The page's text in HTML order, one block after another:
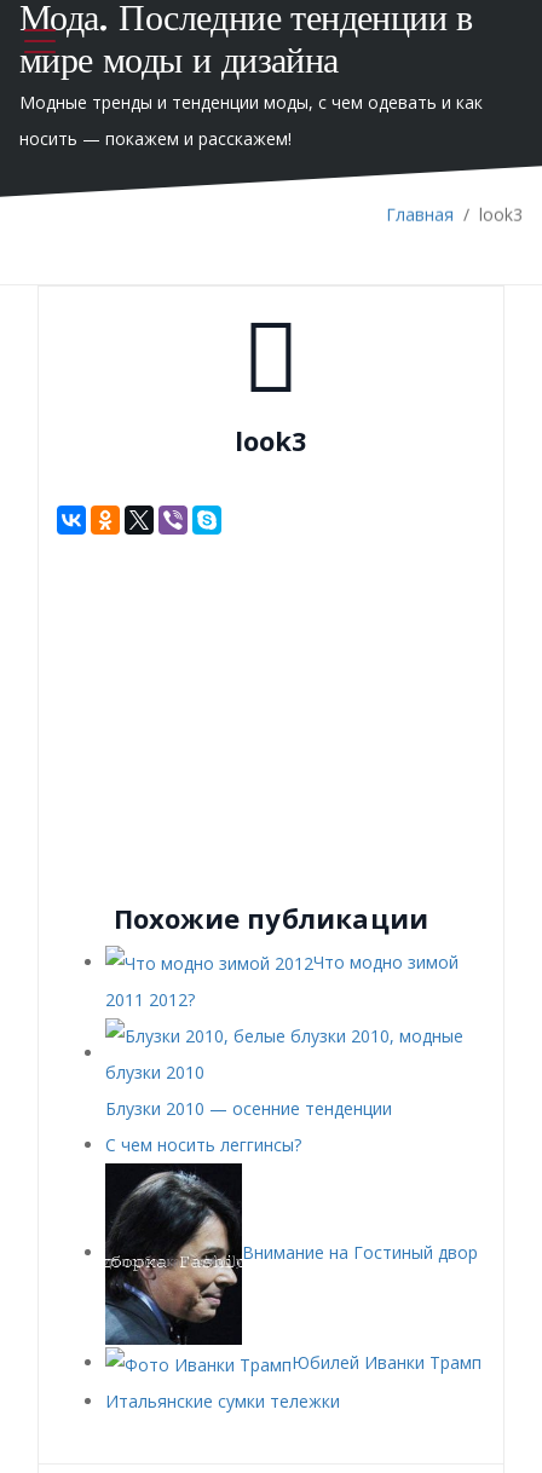
Мода. Последние тенденции в
мире моды и дизайна
Модные тренды и тенденции моды, с чем одевать и как
носить — покажем и расскажем!
Главная / look3
look3
Похожие публикации
Что модно зимой
2011 2012?
Блузки 2010 — осенние тенденции
С чем носить леггинсы?
Внимание на Гостиный двор
Юбилей Иванки Трамп
Итальянские сумки тележки